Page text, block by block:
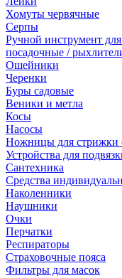
Хомуты червячные
Серпы
Ручной инструмент
посадочные /
Ошейники
Черенки
Буры садовые
Веники и метла
Косы
Насосы
Ножницы для стрижки
Устройства для
Сантехника
Средства
Наколенники
Наушники
Очки
Перчатки
Респираторы
Страховочные пояса
Фильтры для масок